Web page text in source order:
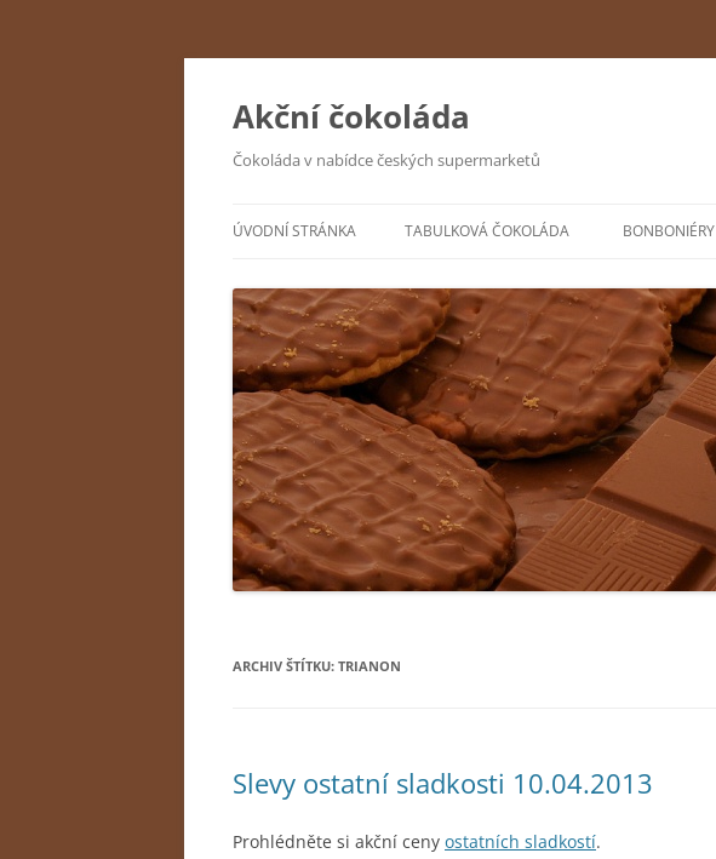
Přejít
obsahu
webu
Akční čokoláda
Čokoláda v nabídce českých supermarketů
ÚVODNÍ STRÁNKA TABULKOVÁ ČOKOLÁDA BONBONIÉRY
ARCHIV ŠTÍTKU: TRIANON
Slevy ostatní sladkosti 10.04.2013
Prohlédněte si akční ceny ostatních sladkostí.